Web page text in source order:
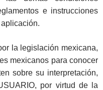
e instrucciones
la legislación mexicana,
mexicanos para conocer
sobre su interpretación,
por virtud de la